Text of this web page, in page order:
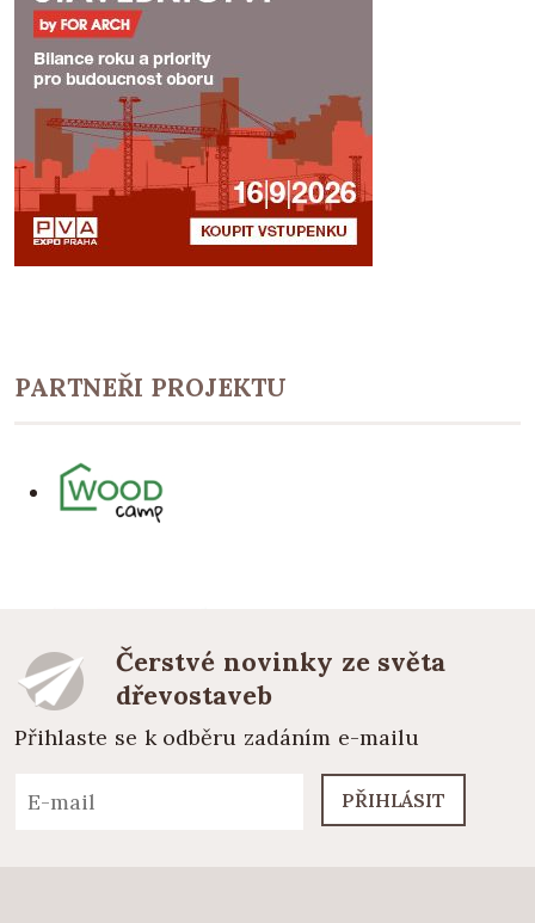
PARTNEŘI PROJEKTU
Čerstvé novinky ze světa
dřevostaveb
Přihlaste se k odběru zadáním e-mailu
PŘIHLÁSIT